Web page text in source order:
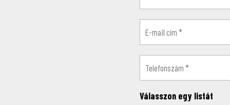
Válasszon egy listát